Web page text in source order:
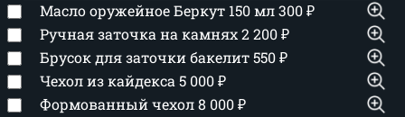
Масло оружейное Беркут 150 мл300₽
Ручная заточка на камнях2 200₽
Брусок для заточки бакелит550₽
Чехол из кайдекса 5 000₽
Формованный чехол8 000₽